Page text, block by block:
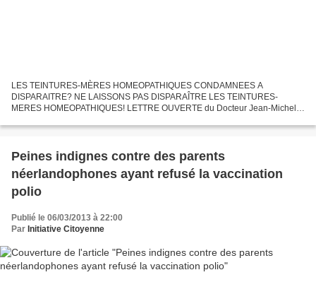
LES TEINTURES-MÈRES HOMEOPATHIQUES CONDAMNEES A
DISPARAITRE? NE LAISSONS PAS DISPARAÎTRE LES TEINTURES-
MERES HOMEOPATHIQUES! LETTRE OUVERTE du Docteur Jean-Michel
Phytothérapie et d’Aromathérapie...
Peines indignes contre des parents
néerlandophones ayant refusé la vaccination
polio
Publié le 06/03/2013 à 22:00
Par Initiative Citoyenne